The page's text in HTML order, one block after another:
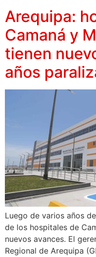
Arequipa:
Camaná y
tienen
años
Luego de varios años
de los hospitales de
nuevos avances. El
Regional de Arequipa